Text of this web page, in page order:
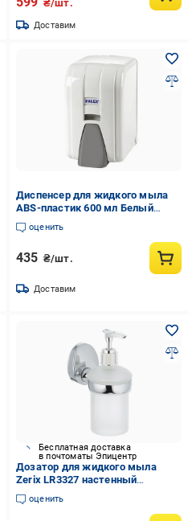
₴/шт.
Доставим
Диспенсер для жидкого мыла
ABS-пластик 600 мл Белый
(3456-D-0)
оценить
435 ₴/шт.
Доставим
Бесплатная доставка
в почтоматы Эпицентр
Дозатор для жидкого мыла
Zerix LR3327 настенный
стеклянный (LL1450)
оценить